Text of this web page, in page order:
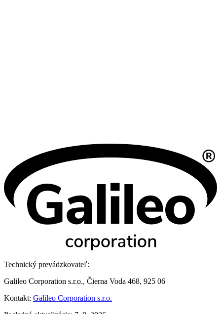
Technický prevádzkovateľ:
Galileo Corporation s.r.o., Čierna Voda 468, 925 06
Kontakt: Galileo Corporation s.r.o.